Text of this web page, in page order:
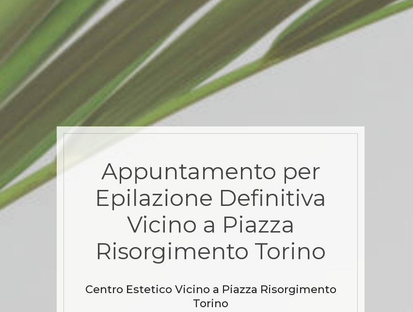
Appuntamento per
Epilazione Definitiva
Vicino a Piazza
Risorgimento Torino
Centro Estetico Vicino a Piazza Risorgimento
Torino